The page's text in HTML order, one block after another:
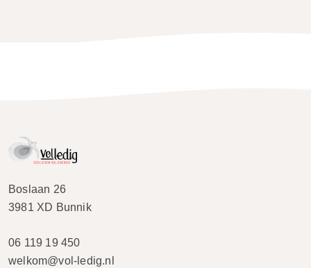
Boslaan 26
3981 XD Bunnik
06 119 19 450
welkom@vol-ledig.nl